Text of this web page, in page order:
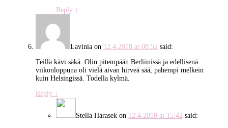
Reply ↓
Laviniaon 12.4.2018 at 08:52 said:
Teillä kävi säkä. Olin pitempään Berliinissä ja edellisenä
viikonloppuna oli vielä aivan hirveä sää, pahempi melkein
kuin Helsingissä. Todella kylmä.
Reply ↓
Stella Harasekon 12.4.2018 at 15:42 said: